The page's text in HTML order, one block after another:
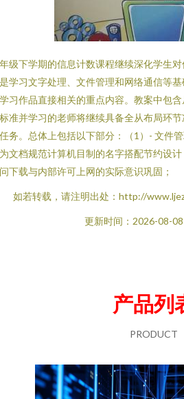
级下学期的信息计数课程继续深化学生
学习文字处理、文件管理和网络通信等
习作品直接相关的重点内容。教案中包
准并学习的老师将继续具备全从布局环
务。总体上包括以下部分：（1）- 文件
文档规范计算机目制的名字搭配节约设
下载与内部许可上网的实际意识巩固；
如若转载，请注明出处：http://
更新时间：2026-08-
产品列
PRODUCT